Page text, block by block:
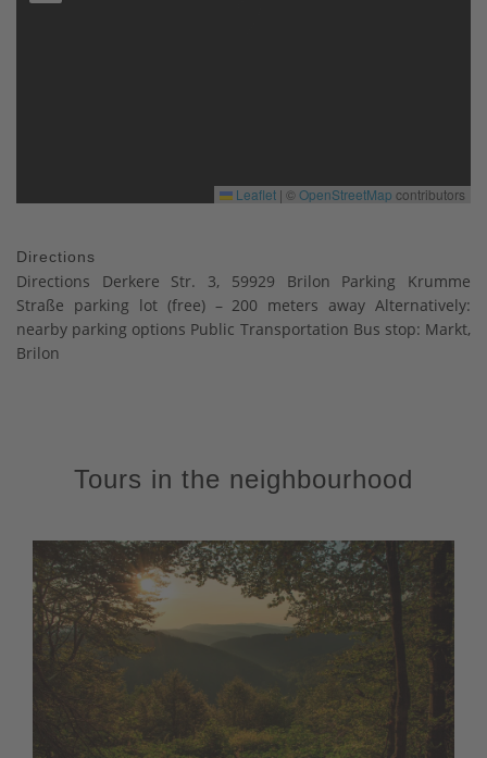
Leaflet | ©OpenStreetMap contributors
Directions
Directions Derkere Str. 3, 59929 Brilon Parking Krumme
Straße parking lot (free) – 200 meters away Alternatively:
nearby parking options Public Transportation Bus stop: Markt,
Brilon
Tours in the neighbourhood